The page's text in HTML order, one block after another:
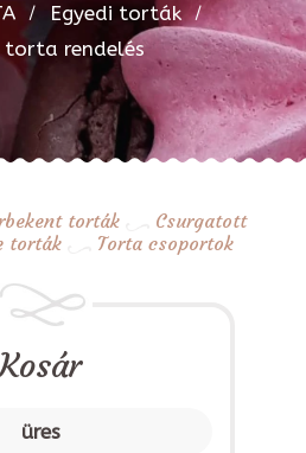
Egyedi torták
torta rendelés
torták
Csurgatott
torták Torta csoportok
Kosár
üres